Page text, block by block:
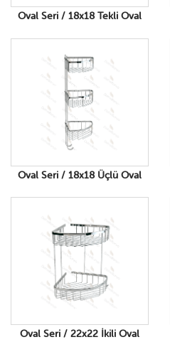
Oval Seri / 18x18 Tekli Oval
Oval Seri / 18x18 Üçlü Oval
Oval Seri / 22x22 İkili Oval